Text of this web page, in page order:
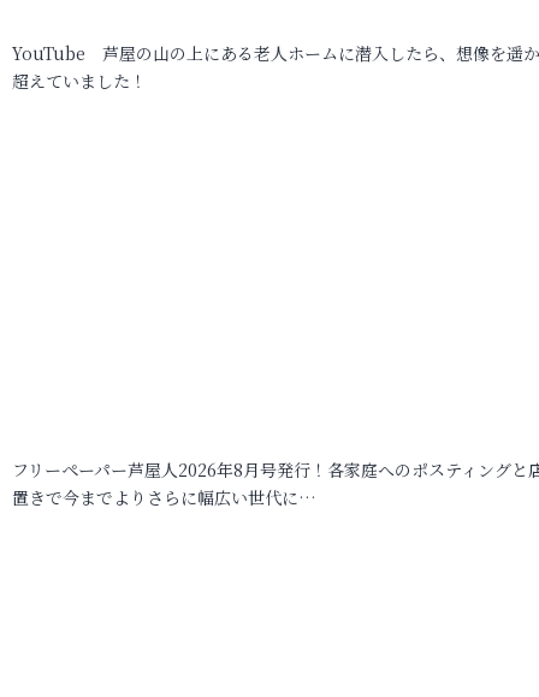
YouTube 芦屋の山の上にある老人ホームに潜入したら、想像を遥
超えていました！
フリーペーパー芦屋人2026年8月号発行！各家庭へのポスティングと
置きで今までよりさらに幅広い世代に…